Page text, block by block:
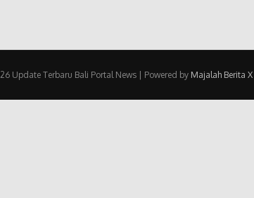
Update Terbaru Bali Portal News | Powered by Majalah Berita X